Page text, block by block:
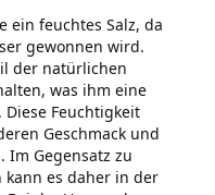
ein feuchtes Salz, da
gewonnen wird.
der natürlichen
was ihm eine
Feuchtigkeit
Geschmack und
Im Gegensatz zu
kann es daher in der